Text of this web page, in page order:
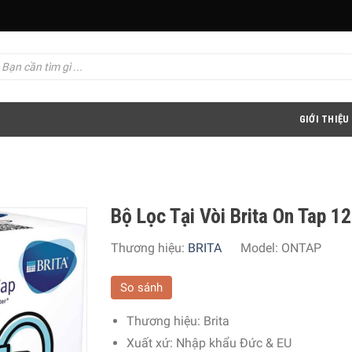
GIỚI THIỆU
Bộ Lọc Tại Vòi Brita On Tap
Thương hiệu: BRITA Model: ONTAP
So sánh
Thương hiệu: Brita
Xuất xứ: Nhập khẩu Đức & EU